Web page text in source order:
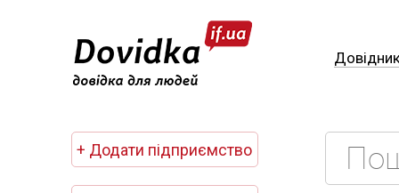
+ Додати підприємство